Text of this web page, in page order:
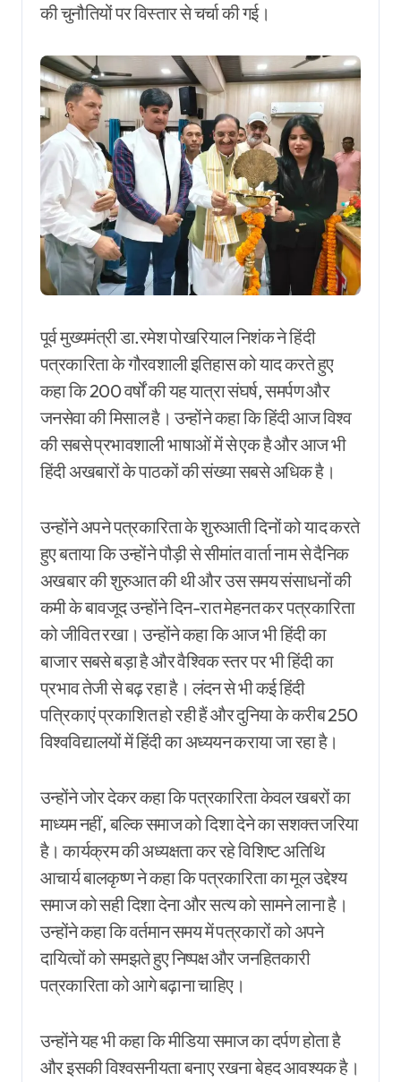
की चुनौतियों पर विस्तार से चर्चा की गई।
पूर्व मुख्यमंत्री डा.रमेश पोखरियाल निशंक ने हिंदी
पत्रकारिता के गौरवशाली इतिहास को याद करते हुए
कहा कि 200 वर्षों की यह यात्रा संघर्ष, समर्पण और
जनसेवा की मिसाल है। उन्होंने कहा कि हिंदी आज विश्व
की सबसे प्रभावशाली भाषाओं में से एक है और आज भी
हिंदी अखबारों के पाठकों की संख्या सबसे अधिक है।
उन्होंने अपने पत्रकारिता के शुरुआती दिनों को याद करते
हुए बताया कि उन्होंने पौड़ी से सीमांत वार्ता नाम से दैनिक
अखबार की शुरुआत की थी और उस समय संसाधनों की
कमी के बावजूद उन्होंने दिन-रात मेहनत कर पत्रकारिता
को जीवित रखा। उन्होंने कहा कि आज भी हिंदी का
बाजार सबसे बड़ा है और वैश्विक स्तर पर भी हिंदी का
प्रभाव तेजी से बढ़ रहा है। लंदन से भी कई हिंदी
पत्रिकाएं प्रकाशित हो रही हैं और दुनिया के करीब 250
विश्वविद्यालयों में हिंदी का अध्ययन कराया जा रहा है।
उन्होंने जोर देकर कहा कि पत्रकारिता केवल खबरों का
माध्यम नहीं, बल्कि समाज को दिशा देने का सशक्त जरिया
है। कार्यक्रम की अध्यक्षता कर रहे विशिष्ट अतिथि
आचार्य बालकृष्ण ने कहा कि पत्रकारिता का मूल उद्देश्य
समाज को सही दिशा देना और सत्य को सामने लाना है।
उन्होंने कहा कि वर्तमान समय में पत्रकारों को अपने
दायित्वों को समझते हुए निष्पक्ष और जनहितकारी
पत्रकारिता को आगे बढ़ाना चाहिए।
उन्होंने यह भी कहा कि मीडिया समाज का दर्पण होता है
और इसकी विश्वसनीयता बनाए रखना बेहद आवश्यक है।